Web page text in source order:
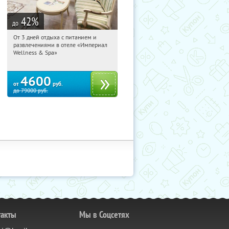
до 42%
12:16:22 Купили:
Калужская обл., г. Обнинск, Киевское
От 3 дней отдыха с питанием и
развлечениями в отеле «Империал
Wellness & Spa»
от 4600 руб.
до79000руб.
Мы в Соцсетях